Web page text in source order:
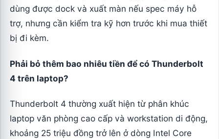
dùng được dock và xuất màn nếu spec máy hỗ
trợ, nhưng cần kiểm tra kỹ hơn trước khi mua thiết
bị đi kèm.
Phải bỏ thêm bao nhiêu tiền để có Thunderbolt
4 trên laptop?
Thunderbolt 4 thường xuất hiện từ phân khúc
laptop văn phòng cao cấp và workstation di động,
khoảng 25 triệu đồng trở lên ở dòng Intel Core